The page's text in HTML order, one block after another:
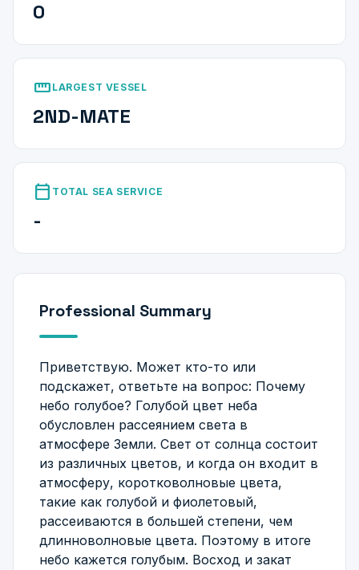
0
straighten LARGEST VESSEL
2ND-MATE
calendar_today TOTAL SEA SERVICE
-
Professional Summary
Приветствую. Может кто-то или
подскажет, ответьте на вопрос: Почему
небо голубое? Голубой цвет неба
обусловлен рассеянием света в
атмосфере Земли. Свет от солнца состоит
из различных цветов, и когда он входит в
атмосферу, коротковолновые цвета,
такие как голубой и фиолетовый,
рассеиваются в большей степени, чем
длинноволновые цвета. Поэтому в итоге
небо кажется голубым. Восход и закат